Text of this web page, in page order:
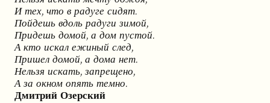
И тех, что в радуге сидят.
Пойдешь вдоль радуги зимой,
Придешь домой, а дом пустой.
А кто искал ежиный след,
Пришел домой, а дома нет.
Нельзя искать, запрещено,
А за окном опять темно.
Дмитрий Озерский